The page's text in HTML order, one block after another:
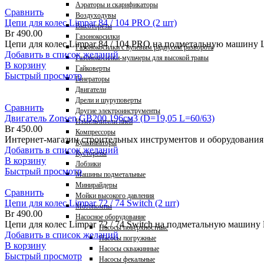
Аэраторы и скарификаторы
Воздуходувы
Высоторезы
Газонокосилки
Газонокосилки с нулевым радиусом разворота
Газонокосилки-мульчеры для высокой травы
Гайковерты
Генераторы
Двигатели
Дрели и шуруповерты
Другие электроинструменты
Измельчители пней
Компрессоры
Культиваторы
Кусторезы
Лобзики
Машины подметальные
Минирайдеры
Мойки высокого давления
Мотопомпы
Насосное оборудование
Насосы поверхностные
Насосы погружные
Насосы скважинные
Насосы фекальные
Сравнить
Цепи для колес Limpar 84 / 104 PRO (2 шт)
Br490.00
Цепи для колес Limpar 84 / 104 PRO на подметальную
Добавить в список желаний
В корзину
Быстрый просмотр
Сравнить
Двигатель Zonsen GB200 196см3 (D=19,05 L=60/63)
Br450.00
Интернет-магазин строительных инструментов и
Добавить в список желаний
В корзину
Быстрый просмотр
Сравнить
Цепи для колес Limpar 72 / 74 Switch (2 шт)
Br490.00
Цепи для колес Limpar 72 / 74 Switch на подметальную
Добавить в список желаний
В корзину
Быстрый просмотр